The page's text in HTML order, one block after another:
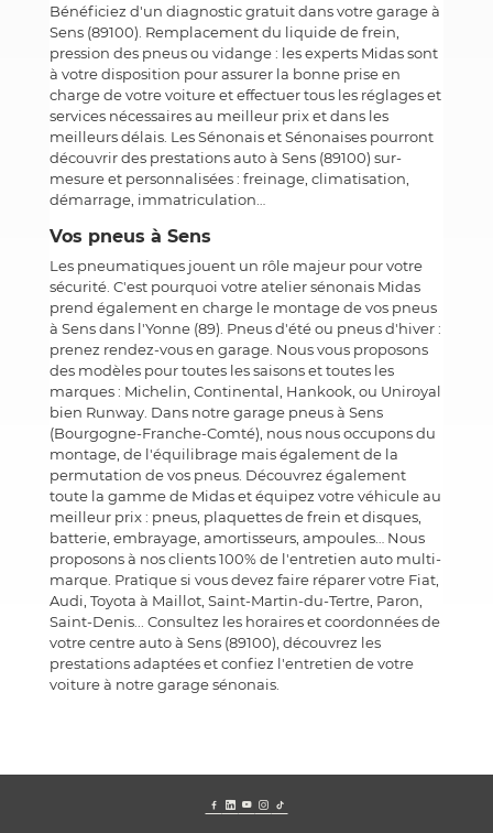
Bénéficiez d'un diagnostic gratuit dans votre garage à
Sens (89100). Remplacement du liquide de frein,
pression des pneus ou vidange : les experts Midas sont
à votre disposition pour assurer la bonne prise en
charge de votre voiture et effectuer tous les réglages et
services nécessaires au meilleur prix et dans les
meilleurs délais. Les Sénonais et Sénonaises pourront
découvrir des prestations auto à Sens (89100) sur-
mesure et personnalisées : freinage, climatisation,
démarrage, immatriculation…
Vos pneus à Sens
Les pneumatiques jouent un rôle majeur pour votre
sécurité. C'est pourquoi votre atelier sénonais Midas
prend également en charge le montage de vos pneus
à Sens dans l'Yonne (89). Pneus d'été ou pneus d'hiver :
prenez rendez-vous en garage. Nous vous proposons
des modèles pour toutes les saisons et toutes les
marques : Michelin, Continental, Hankook, ou Uniroyal
bien Runway. Dans notre garage pneus à Sens
(Bourgogne-Franche-Comté), nous nous occupons du
montage, de l'équilibrage mais également de la
permutation de vos pneus. Découvrez également
toute la gamme de Midas et équipez votre véhicule au
meilleur prix : pneus, plaquettes de frein et disques,
batterie, embrayage, amortisseurs, ampoules… Nous
proposons à nos clients 100% de l'entretien auto multi-
marque. Pratique si vous devez faire réparer votre Fiat,
Audi, Toyota à Maillot, Saint-Martin-du-Tertre, Paron,
Saint-Denis... Consultez les horaires et coordonnées de
votre centre auto à Sens (89100), découvrez les
prestations adaptées et confiez l'entretien de votre
voiture à notre garage sénonais.